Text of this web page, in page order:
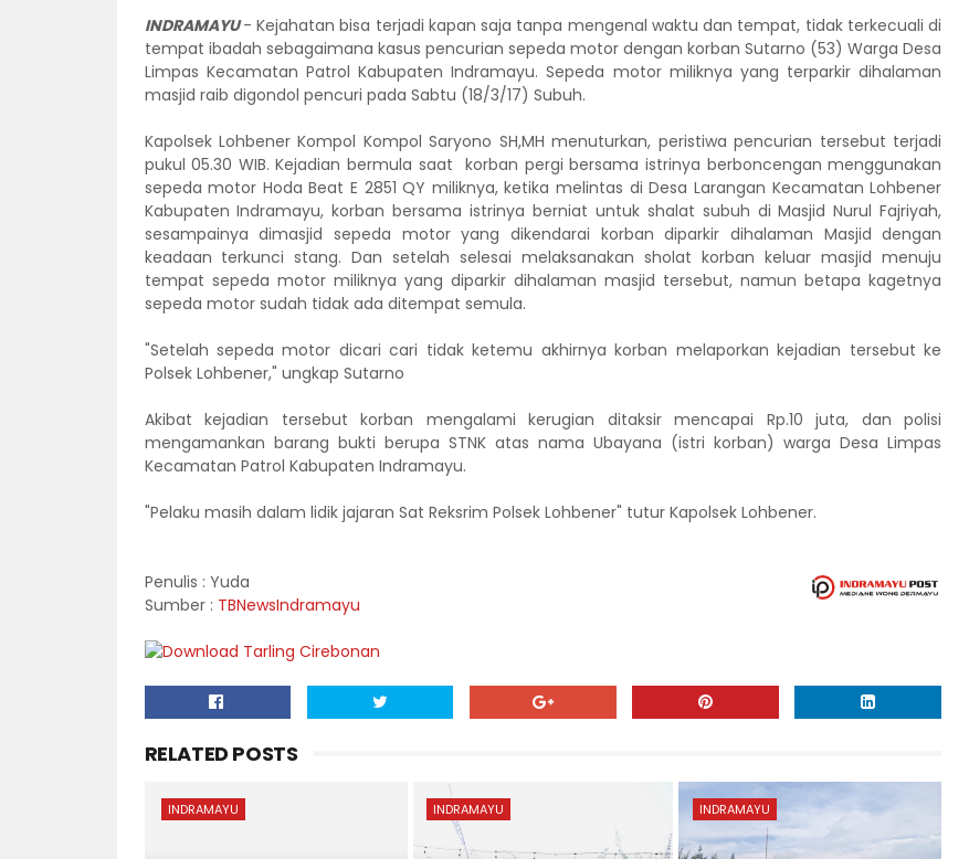
INDRAMAYU- Kejahatan bisa terjadi kapan saja tanpa mengenal waktu dan tempat, tidak terkecuali di
tempat ibadah sebagaimana kasus pencurian sepeda motor dengan korban Sutarno (53) Warga Desa
Limpas Kecamatan Patrol Kabupaten Indramayu. Sepeda motor miliknya yang terparkir dihalaman
masjid raib digondol pencuri pada Sabtu (18/3/17) Subuh.
Kapolsek Lohbener Kompol Kompol Saryono SH,MH menuturkan, peristiwa pencurian tersebut terjadi
pukul 05.30 WIB. Kejadian bermula saat korban pergi bersama istrinya berboncengan menggunakan
sepeda motor Hoda Beat E 2851 QY miliknya, ketika melintas di Desa Larangan Kecamatan Lohbener
Kabupaten Indramayu, korban bersama istrinya berniat untuk shalat subuh di Masjid Nurul Fajriyah,
sesampainya dimasjid sepeda motor yang dikendarai korban diparkir dihalaman Masjid dengan
keadaan terkunci stang. Dan setelah selesai melaksanakan sholat korban keluar masjid menuju
tempat sepeda motor miliknya yang diparkir dihalaman masjid tersebut, namun betapa kagetnya
sepeda motor sudah tidak ada ditempat semula.
"Setelah sepeda motor dicari cari tidak ketemu akhirnya korban melaporkan kejadian tersebut ke
Polsek Lohbener," ungkap Sutarno
Akibat kejadian tersebut korban mengalami kerugian ditaksir mencapai Rp.10 juta, dan polisi
mengamankan barang bukti berupa STNK atas nama Ubayana (istri korban) warga Desa Limpas
Kecamatan Patrol Kabupaten Indramayu.
"Pelaku masih dalam lidik jajaran Sat Reksrim Polsek Lohbener" tutur Kapolsek Lohbener.
Penulis : Yuda
Sumber : TBNewsIndramayu
RELATED POSTS
INDRAMAYU INDRAMAYU INDRAMAYU